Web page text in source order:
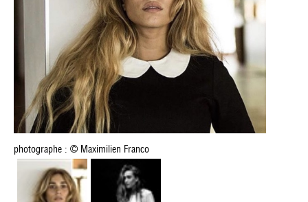
photographe : © Maximilien Franco